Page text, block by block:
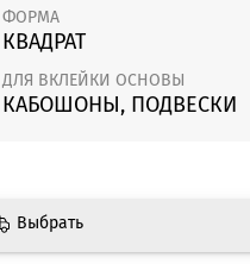
ФОРМА
КВАДРАТ
ДЛЯ ВКЛЕЙКИ ОСНОВЫ
КАБОШОНЫ, ПОДВЕСКИ
Выбрать